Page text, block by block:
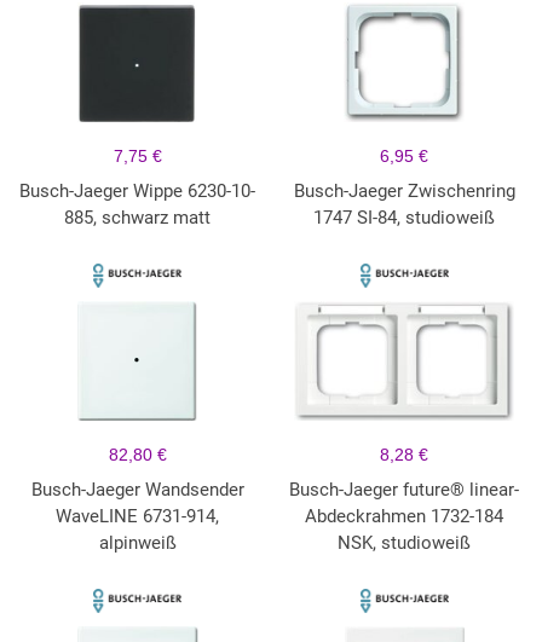
7,75 €
Busch-Jaeger Wippe 6230-10-
885, schwarz matt
6,95 €
Busch-Jaeger Zwischenring
1747 SI-84, studioweiß
82,80 €
Busch-Jaeger Wandsender
WaveLINE 6731-914,
alpinweiß
8,28 €
Busch-Jaeger future® linear-
Abdeckrahmen 1732-184
NSK, studioweiß